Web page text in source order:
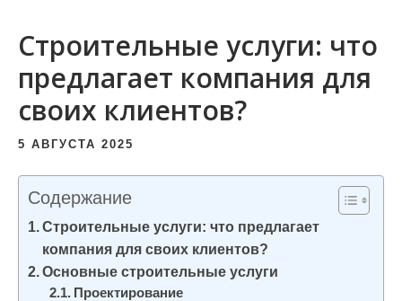
Строительные услуги: что
предлагает компания для
своих клиентов?
5 АВГУСТА 2025
Содержание
Строительные услуги: что предлагает
компания для своих клиентов?
Основные строительные услуги
Проектирование